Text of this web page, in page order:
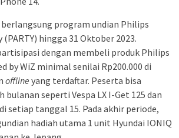
program undian Philips
hingga 31 Oktober 2023.
dengan membeli produk Philips
by WiZ minimal senilai Rp200.000 di
offline yang terdaftar. Peserta bisa
bulanan seperti Vespa LX I-Get 125 dan
setiap tanggal 15. Pada akhir periode,
hadiah utama 1 unit Hyundai IONIQ